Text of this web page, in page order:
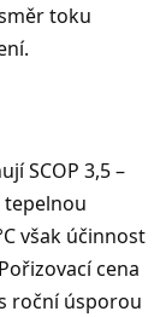
toku
SCOP 3,5 –
tepelnou
C však účinnost
cena
roční úsporou